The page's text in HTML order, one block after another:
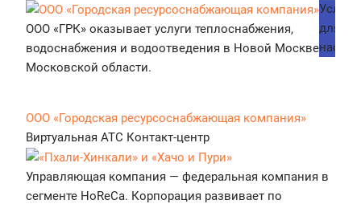
Услуги
для
ООО «ГРК» оказывает услуги теплоснабжения,
водоснабжения и водоотведения в Новой Москве и
Московской области.
ООО «Городская ресурсоснабжающая компания»
Виртуальная АТС Контакт-центр
Управляющая компания — федеральная компания в
сегменте HoReCa. Корпорация развивает по